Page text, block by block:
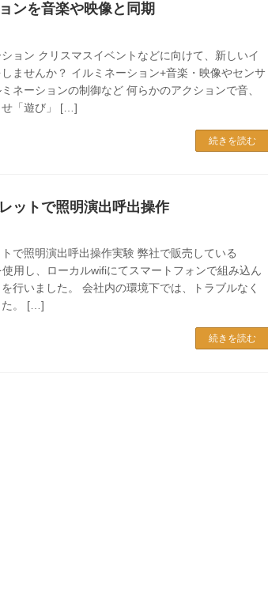
ンを音楽や映像と同期
ョン クリスマスイベントなどに向けて、新しいイ
ませんか？ イルミネーション+音楽・映像やセンサ
ネーションの制御など 何らかのアクションで音、
せ「遊び」 […]
続きを読む
ットで照明演出呼出操作
で照明演出呼出操作実験 弊社で販売している
使用し、ローカルwifiにてスマートフォンで組み込ん
行いました。 会社内の環境下では、トラブルなく
た。 […]
続きを読む